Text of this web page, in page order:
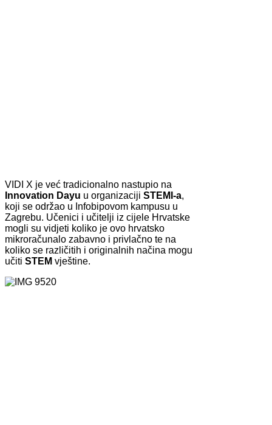
VIDI X je već tradicionalno nastupio na
Innovation Dayu u organizaciji STEMI-a,
koji se održao u Infobipovom kampusu u
Zagrebu. Učenici i učitelji iz cijele Hrvatske
mogli su vidjeti koliko je ovo hrvatsko
mikroračunalo zabavno i privlačno te na
koliko se različitih i originalnih načina mogu
učiti STEM vještine.